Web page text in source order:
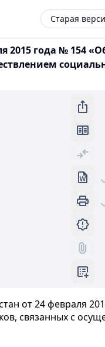
Старая
2015 года № 154
от 24 февраля
связанных с